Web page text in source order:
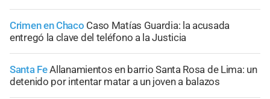
Crimen en Chaco Caso Matías Guardia: la acusada
entregó la clave del teléfono a la Justicia
Santa FeAllanamientos en barrio Santa Rosa de Lima: un
detenido por intentar matar a un joven a balazos